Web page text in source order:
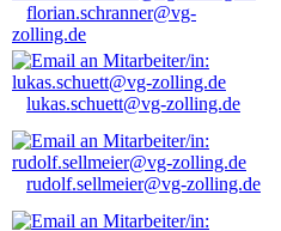
florian.schranner@vg-
zolling.de
lukas.schuett@vg-zolling.de
rudolf.sellmeier@vg-zolling.de